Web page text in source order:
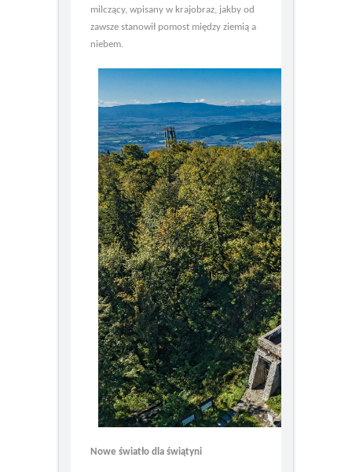
Kiedy karpiówka odkrywa swój
potencjał… oryginalna dachówka
20 lat transformacji rynku ścian.
Nowa rola H+H w budownictwie
Najświętszej Maryi Panny – surowy i
milczący, wpisany w krajobraz, jakby od
zawsze stanowił pomost między ziemią a